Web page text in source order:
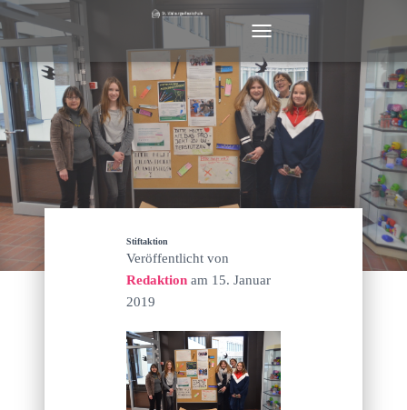
A
V
I
G
A
T
H
T
E
N
Stiftaktion
Veröffentlicht von
Redaktion am 15. Januar
2019